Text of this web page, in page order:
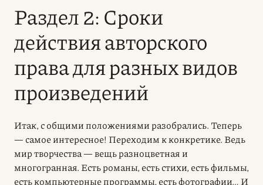
Раздел 2: Сроки
действия авторского
права для разных видов
произведений
Итак, с общими положениями разобрались. Теперь
— самое интересное! Переходим к конкретике. Ведь
мир творчества — вещь разноцветная и
многогранная. Есть романы, есть стихи, есть фильмы,
есть компьютерные программы, есть фотографии… И